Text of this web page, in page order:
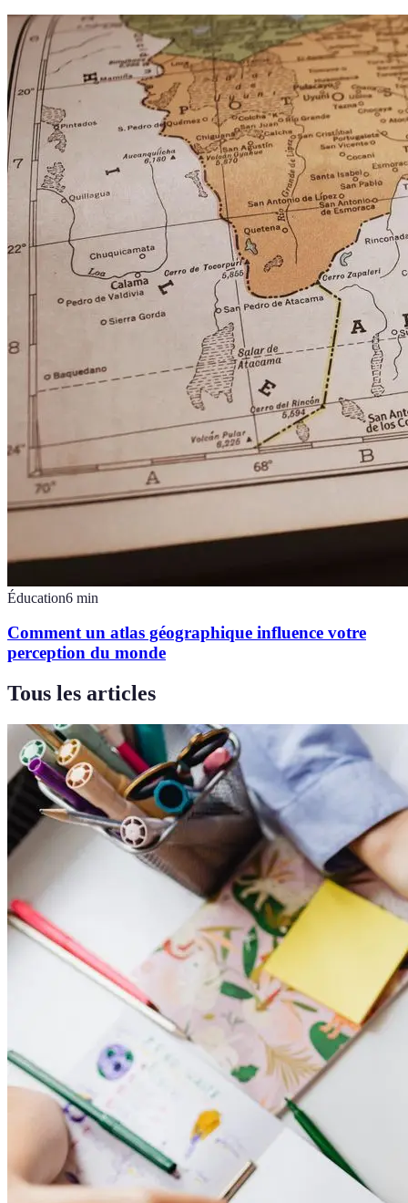
Éducation6 min
Comment un atlas géographique influence votre
perception du monde
Tous les articles